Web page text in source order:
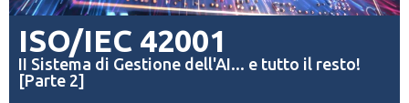
ISO/IEC 42001
II Sistema di Gestione dell'AI... e tutto il resto!
[Parte 2]